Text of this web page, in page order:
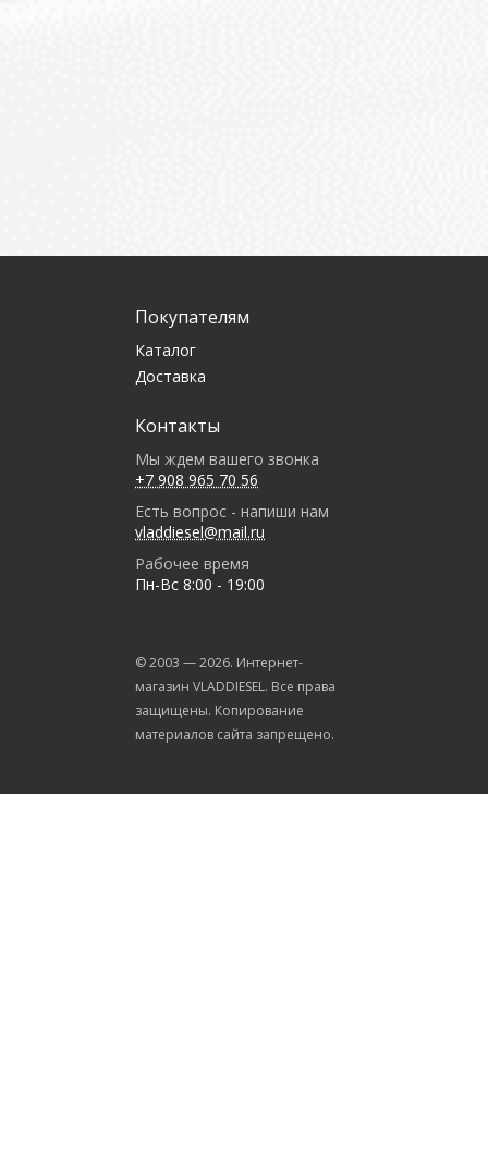
Покупателям
Каталог
Доставка
Контакты
Мы ждем вашего звонка
+7 908 965 70 56
Есть вопрос - напиши нам
vladdiesel@mail.ru
Рабочее время
Пн-Вс 8:00 - 19:00
© 2003 —2026. Интернет-
магазин VLADDIESEL. Все права
защищены. Копирование
материалов сайта запрещено.